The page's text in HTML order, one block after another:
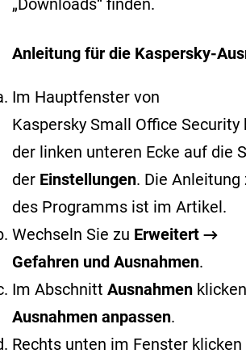
„Downloads“ finden.
Anleitung für die Kaspersky-
Im Hauptfenster von
Kaspersky Small Office Security
der linken unteren Ecke auf die
der Einstellungen. Die
des Programms ist im Artikel.
Wechseln Sie zu Erweitert →
Gefahren und Ausnahmen.
Im Abschnitt Ausnahmen
Ausnahmen anpassen.
Rechts unten im Fenster klicken